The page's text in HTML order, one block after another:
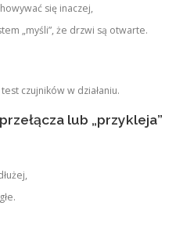
się inaczej,
„myśli”, że drzwi są otwarte.
czujników w działaniu.
lub „przykleja”